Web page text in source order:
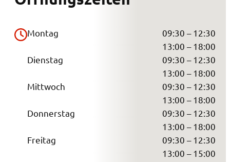
Montag
09:30 – 12:30
13:00 – 18:00
Dienstag
09:30 – 12:30
13:00 – 18:00
Mittwoch
09:30 – 12:30
13:00 – 18:00
Donnerstag
09:30 – 12:30
13:00 – 18:00
Freitag
09:30 – 12:30
13:00 – 15:00